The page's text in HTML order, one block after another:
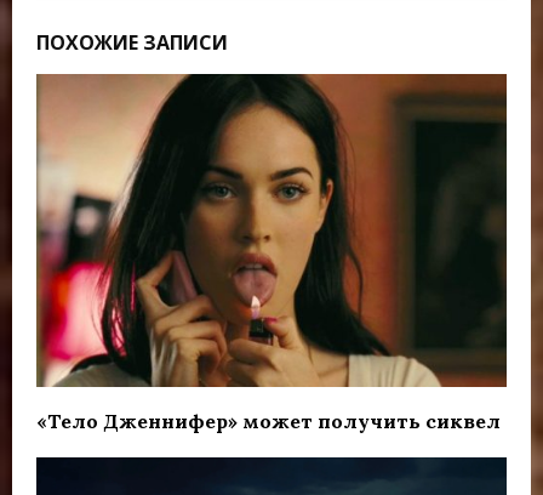
ПОХОЖИЕ ЗАПИСИ
«Тело Дженнифер» может получить сиквел